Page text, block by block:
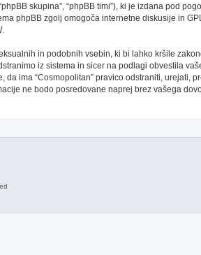
skupina”, “phpBB timi”), ki je izdana pod
phpBB zgolj omogoča internetne diskusije in
.
in podobnih vsebin, ki bi lahko kršile
iz sistema in sicer na podlagi obvestila
ima “Cosmopolitan” pravico odstraniti, urejati,
ne bodo posredovane naprej brez vašega